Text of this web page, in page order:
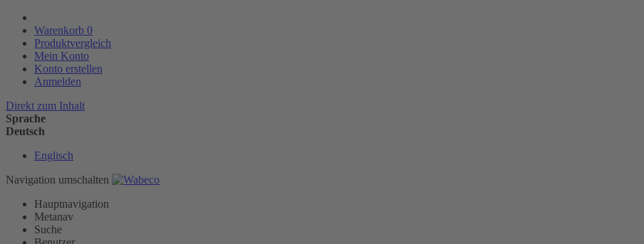
Warenkorb 0
Produktvergleich
Mein Konto
Konto erstellen
Anmelden
Direkt zum Inhalt
Sprache
Deutsch
Englisch
Navigation umschalten
Hauptnavigation
Metanav
Suche